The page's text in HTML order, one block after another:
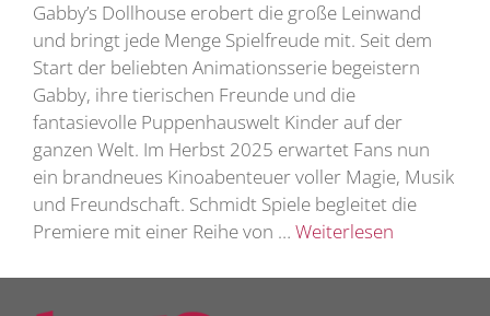
Gabby’s Dollhouse erobert die große Leinwand
und bringt jede Menge Spielfreude mit. Seit dem
Start der beliebten Animationsserie begeistern
Gabby, ihre tierischen Freunde und die
fantasievolle Puppenhauswelt Kinder auf der
ganzen Welt. Im Herbst 2025 erwartet Fans nun
ein brandneues Kinoabenteuer voller Magie, Musik
und Freundschaft. Schmidt Spiele begleitet die
Premiere mit einer Reihe von … Weiterlesen